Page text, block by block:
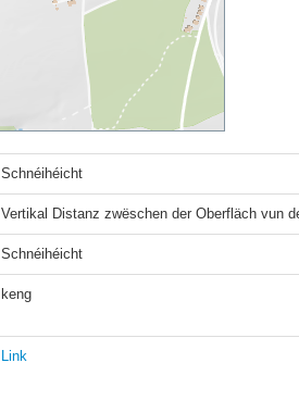
Schnéihéicht
Vertikal Distanz zwëschen der Oberfläch vun
Schnéihéicht
keng
Link